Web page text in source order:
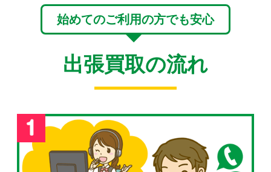
始めてのご利用の方でも安心
出張買取の流れ